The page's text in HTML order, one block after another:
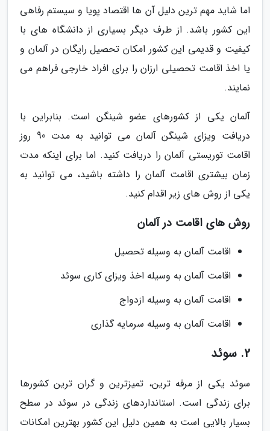
اما شاید مهم ترین دلیل آن ها اقتصاد پویا و سیستم رفاهی
این کشور باشد. از طرف دیگر بسیاری از دانشگاه های با
کیفیت و قدیمی این کشور امکان تحصیل رایگان در آلمان و
یا اخذ اقامت تحصیلی ارزان را برای افراد خارجی فراهم می
نمایند.
آلمان یکی از کشورهای عضو شینگن است. بنابراین با
دریافت ویزای شینگن آلمان می توانید به مدت 90 روز
اقامت توریستی آلمان را دریافت کنید. اما برای اینکه مدت
زمان بیشتری اقامت آلمان را داشته باشید، می توانید به
یکی از روش های زیر اقدام کنید.
روش های اقامت در آلمان
اقامت آلمان به وسیله تحصیل
اقامت آلمان به وسیله اخذ ویزای کاری سوئد
اقامت آلمان به وسیله ازدواج
اقامت آلمان به وسیله سرمایه گذاری
2. سوئد
سوئد یکی از مرفه ترین، تمیزترین و گران ترین کشورها
برای زندگی است. استانداردهای زندگی در سوئد در سطح
بسیار بالایی است به همین دلیل این کشور بهترین امکانات